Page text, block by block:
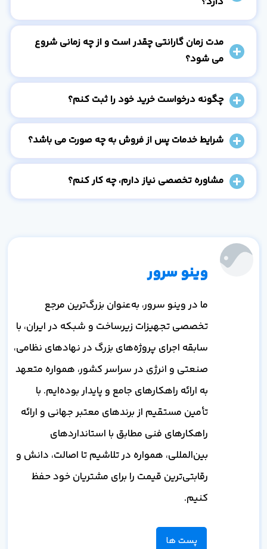
مدت زمان گارانتی چقدر است و از چه زمانی شروع
می شود؟
چگونه درخواست خرید خود را ثبت کنم؟
شرایط خدمات پس از فروش به چه صورت می باشد؟
مشاوره تخصصی نیاز دارم، چه کار کنم؟
وینو سرور
ما در وینو سرور، به‌عنوان بزرگ‌ترین مرجع
تخصصی تجهیزات زیرساخت و شبکه در ایران، با
سابقه اجرای پروژه‌های بزرگ در نهادهای نظامی،
صنعتی و انرژی در سراسر کشور، همواره متعهد
به ارائه راهکارهای جامع و پایدار بوده‌ایم. با
تأمین مستقیم از برندهای معتبر جهانی و ارائه
راهکارهای فنی مطابق با استانداردهای
بین‌المللی، همواره در تلاشیم تا اصالت، دانش و
رقابتی‌ترین قیمت را برای مشتریان خود حفظ
کنیم.
پست ها